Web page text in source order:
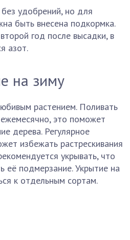
удобрений, но для
быть внесена подкормка.
год после высадки, в
азот.
на зиму
растением. Поливать
это поможет
дерева. Регулярное
избежать растрескивания
укрывать, что
её подмерзание. Укрытие на
к отдельным сортам.